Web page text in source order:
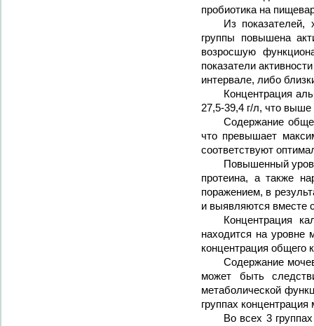
пробиотика на
Из показателей,
группы повышена
возросшую
показатели
интервале, либо
Концентрация
27,5-39,4 г/л, что выше
Содержание
что превышает
соответствуют
Повышенный
протеина, а также
поражением, в
и выявляются вместе
Концентрация
находится на уровне
концентрация общего
Содержание
может быть
метаболической
группах
Во всех 3